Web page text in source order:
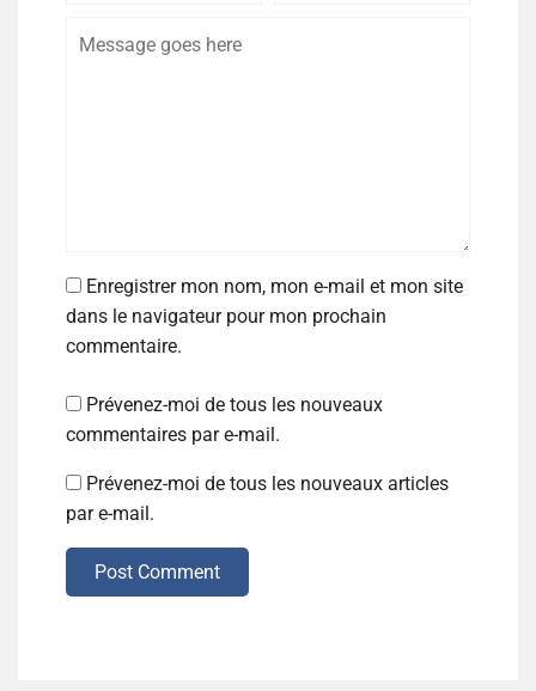
Enregistrer mon nom, mon e-mail et mon site
dans le navigateur pour mon prochain
commentaire.
Prévenez-moi de tous les nouveaux
commentaires par e-mail.
Prévenez-moi de tous les nouveaux articles
par e-mail.
Post Comment